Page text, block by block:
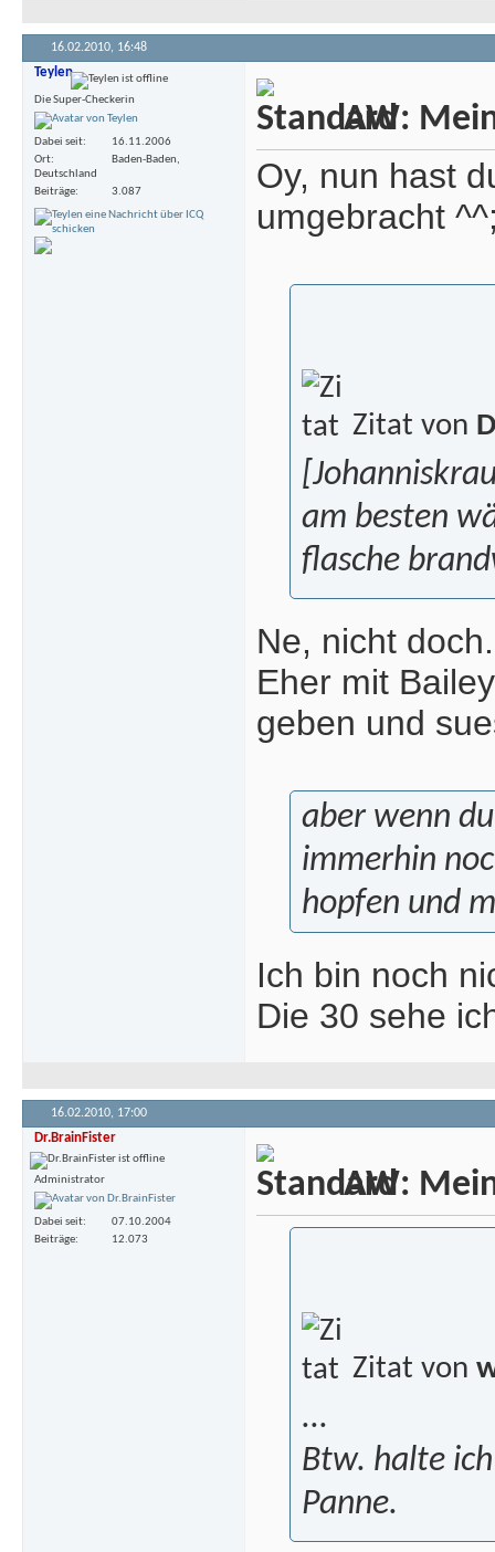
16.02.2010, 16:48
Teylen
Die Super-Checkerin
Dabei seit
16.11.2006
Ort
Baden-Baden,
Deutschland
Beiträge
3.087
AW:
Oy, nun hast
umgebracht
Zitat von
am besten
flasche
Ne, nicht doch.
Eher mit
geben und
aber wenn
immerhin
hopfen und
Ich bin noch
Die 30 sehe
16.02.2010, 17:00
Dr.BrainFister
Administrator
Dabei seit
07.10.2004
Beiträge
12.073
AW:
Zitat von
...
Btw. halte
Panne.